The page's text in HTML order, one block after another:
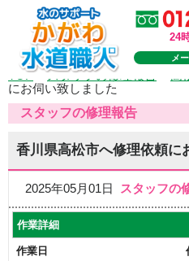
24
メ
TOP>スタッフの修理報告
にお伺い致しました
スタッフの修理報告
香川県高松市へ修理依頼に
2025年05月01日 スタッフの
作業詳細
作業日